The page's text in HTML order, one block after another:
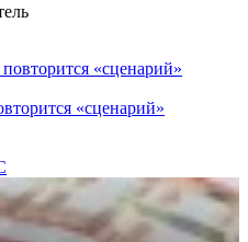
«сценарий»